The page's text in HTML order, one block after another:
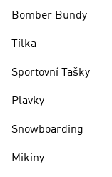
Bomber Bundy
Tílka
Sportovní Tašky
Plavky
Snowboarding
Mikiny